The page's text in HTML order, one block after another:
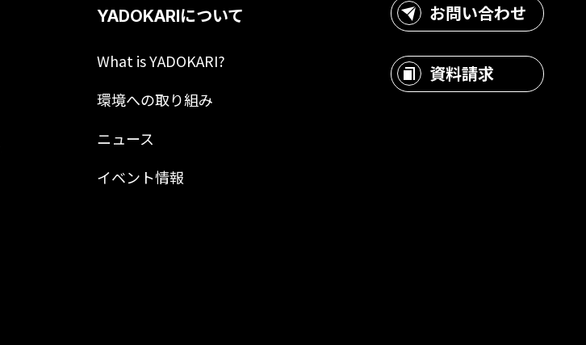
YADOKARIについて
What is YADOKARI?
環境への取り組み
ニュース
イベント情報
お問い合わせ
資料請求